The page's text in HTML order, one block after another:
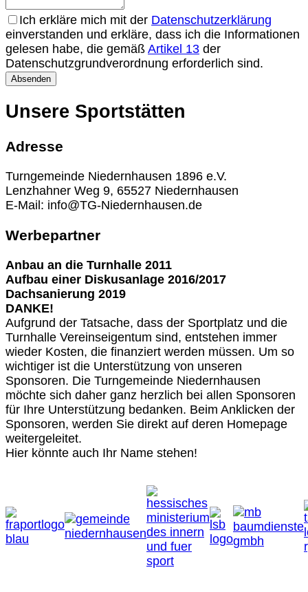
Ich erkläre mich mit der Datenschutzerklärung
einverstanden und erkläre, dass ich die Informationen
gelesen habe, die gemäß Artikel 13 der
Datenschutzgrundverordnung erforderlich sind.
Absenden
Unsere Sportstätten
Adresse
Turngemeinde Niedernhausen 1896 e.V.
Lenzhahner Weg 9, 65527 Niedernhausen
E-Mail: info@TG-Niedernhausen.de
Werbepartner
Anbau an die Turnhalle 2011
Aufbau einer Diskusanlage 2016/2017
Dachsanierung 2019
DANKE!
Aufgrund der Tatsache, dass der Sportplatz und die
Turnhalle Vereinseigentum sind, entstehen immer
wieder Kosten, die finanziert werden müssen. Um so
wichtiger ist die Unterstützung von unseren
Sponsoren. Die Turngemeinde Niedernhausen
möchte sich daher ganz herzlich bei allen Sponsoren
für Ihre Unterstützung bedanken. Beim Anklicken der
Sponsoren, werden Sie direkt auf deren Homepage
weitergeleitet.
Hier könnte auch Ihr Name stehen!